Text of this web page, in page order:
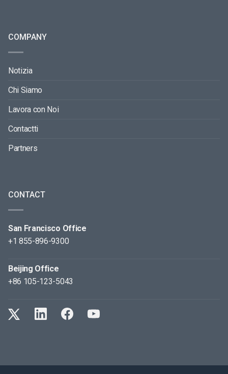
COMPANY
Notizia
Chi Siamo
Lavora con Noi
Contactti
Partners
CONTACT
San Francisco Office
+1 855-896-9300
Beijing Office
+86 105-123-5043